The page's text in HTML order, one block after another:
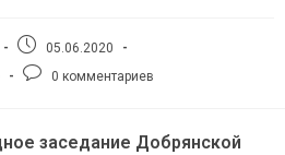
Запись
опубликована:
05.06.2020
Комментарии
0 комментариев
заседание Добрянской